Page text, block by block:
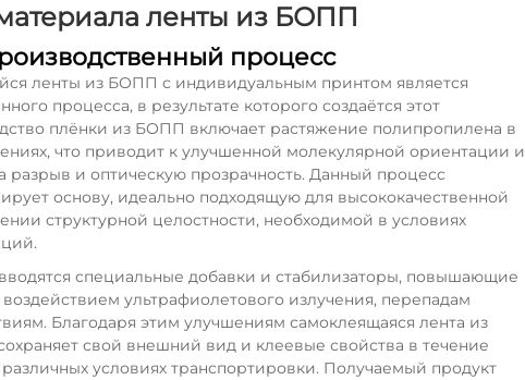
ленты из БОПП
процесс
ленты из БОПП с индивидуальным принтом является
процесса, в результате которого создаётся этот
плёнки из БОПП включает растяжение полипропилена в
что приводит к улучшенной молекулярной ориентации и
разрыв и оптическую прозрачность. Данный процесс
основу, идеально подходящую для высококачественной
структурной целостности, необходимой в условиях
специальные добавки и стабилизаторы, повышающие
ультрафиолетового излучения, перепадам
Благодаря этим улучшениям самоклеящаяся лента из
свой внешний вид и клеевые свойства в течение
условиях транспортировки. Получаемый продукт